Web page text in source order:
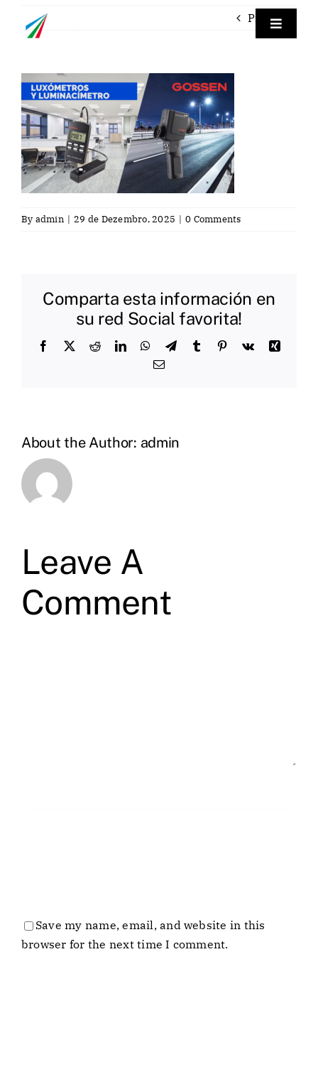
Toggle
Previous
By admin | 29 de Dezembro, 2025 | 0 Comments
Comparta esta información en
su red Social favorita!
Facebook
X RedditLinkedInWhatsApp
TelegramTumblr Pinterest
Vk
Xing
Email
About the Author: admin
Leave A
Comment
Save my name, email, and website in this
browser for the next time I comment.